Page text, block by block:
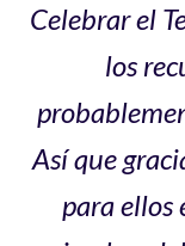
Celebrar el
los
Así que
para ellos